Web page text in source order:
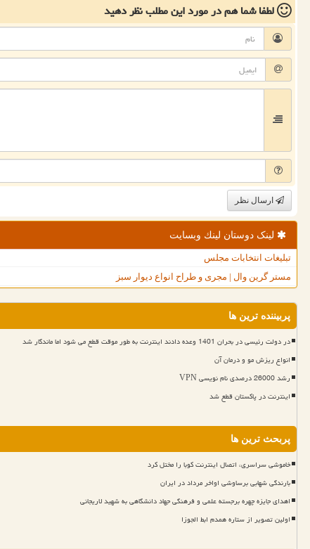
لطفا شما همدر مورد این مطلبنظر دهید
ارسال نظر
لینک دوستان لینك وبسایت
تبلیغات انتخابات مجلس
مستر گرین وال | مجری و طراح انواع دیوار سبز
پربیننده ترین ها
در دولت رئیسی در بحران 1401 وعده دادند اینترنت به طور موقت قطع می شود اما ماندگار شد
انواع ریزش مو و درمان آن
رشد 26000 درصدی نام نویسی VPN
اینترنت در پاکستان قطع شد
پربحث ترین ها
خاموشی سراسری، اتصال اینترنت کوبا را مختل کرد
بارندگی شهابی برساوشی اواخر مرداد در ایران
اهدای جایزه چهره برجسته علمی و فرهنگی جهاد دانشگاهی به شهید لاریجانی
اولین تصویر از ستاره همدم ابط الجوزا